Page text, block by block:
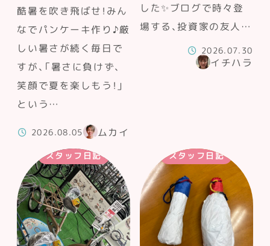
酷暑を吹き飛ばせ！みん
なでパンケーキ作り♪厳
しい暑さが続く毎日で
すが、「暑さに負けず、
笑顔で夏を楽しもう！」
という…
2026.08.05 ムカイ
した✨ブログで時々登
場する、投資家の友人…
2026.07.30
イチハラ
スタッフ日記 スタッフ日記